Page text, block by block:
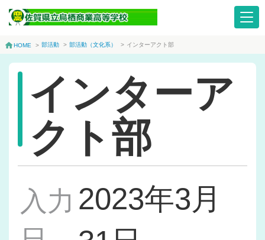
HOME > 部活動 > 部活動（文化系） > インターアクト部
インターア
クト部
入力 2023年3月